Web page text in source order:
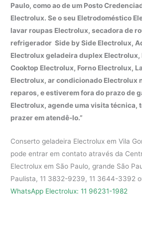
Paulo, como ao de um Posto
Electrolux. Se o seu Eletrodoméstico
lavar roupas Electrolux, secadora de
refrigerador Side by Side Electrolux,
Electrolux geladeira duplex Electrolux,
Cooktop Electrolux, Forno Electrolux,
Electrolux, ar condicionado Electrolux
reparos, e estiverem fora do prazo de
Electrolux, agende uma visita técnica,
prazer em atendê-lo.”
Conserto geladeira Electrolux em Vila
pode entrar em contato através da
Electrolux em São Paulo, grande São
Paulista, 11 3832-9239, 11 3644-3392
WhatsApp Electrolux: 11 96231-1982